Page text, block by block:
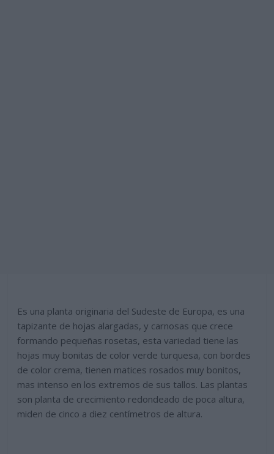
Es una planta originaria del Sudeste de Europa, es una
tapizante de hojas alargadas, y carnosas que crece
formando pequeñas rosetas, esta variedad tiene las
hojas muy bonitas de color verde turquesa, con bordes
de color crema, tienen matices rosados muy bonitos,
mas intenso en los extremos de sus tallos. Las plantas
son planta de crecimiento redondeado de poca altura,
miden de cinco a diez centímetros de altura.